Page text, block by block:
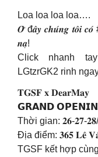
Loa loa loa loa….
𝑶̛̉ đ𝒂̂𝒚 𝒄𝒉𝒖́𝒏𝒈 𝒕𝒐̂𝒊 𝒄𝒐́
𝒏𝒂̣!
Click nhanh tay
LGtzrGK2 rinh
𝐓𝐆𝐒𝐅 𝐱 𝐃𝐞𝐚𝐫𝐌𝐚𝐲
𝗚𝗥𝗔𝗡𝗗 𝗢𝗣𝗘𝗡𝗜𝗡𝗚
Thời gian: 𝟐𝟔-𝟐𝟕-
Địa điểm: 𝟑𝟔𝟓 𝐋𝐞̂
TGSF kết hợp